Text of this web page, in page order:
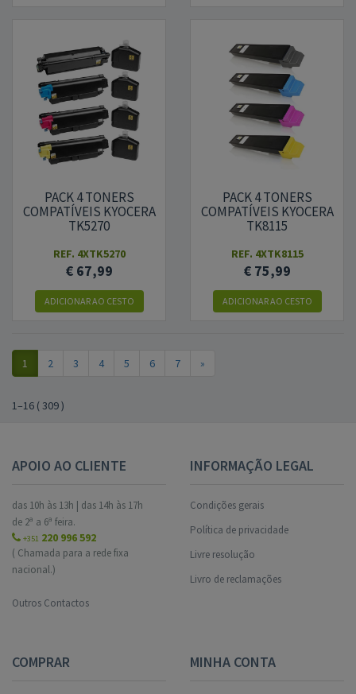
PACK 4 TONERS
COMPATÍVEIS KYOCERA
TK5270
REF. 4XTK5270
€ 67,99
ADICIONAR AO CESTO
PACK 4 TONERS
COMPATÍVEIS KYOCERA
TK8115
REF. 4XTK8115
€ 75,99
ADICIONAR AO CESTO
1 2 3 4 5 6 7 »
1–16 (309)
APOIO AO CLIENTE
das 10h às 13h | das 14h às 17h
de 2ª a 6ª feira.
+351 220 996 592
( Chamada para a rede fixa
nacional.)
Outros Contactos
INFORMAÇÃO LEGAL
Condições gerais
Política de privacidade
Livre resolução
Livro de reclamações
COMPRAR MINHA CONTA